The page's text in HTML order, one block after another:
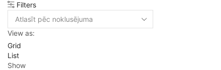
Filters
View as:
Grid
List
Show